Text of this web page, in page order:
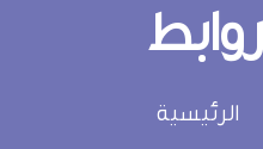
روابط
الرئيسية